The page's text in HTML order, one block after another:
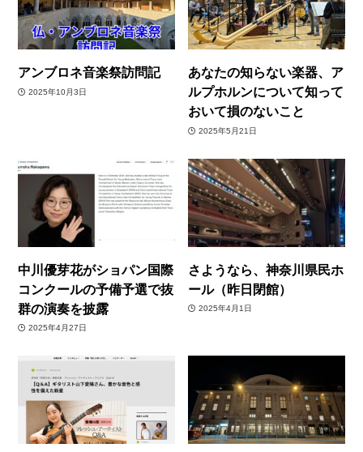
アンブロネ音楽祭訪問記
2025年10月3日
あなたの知らない楽器、ア
ルプホルンについて知って
おいて損のないこと
2025年5月21日
中川優芽花がショパン国際
コンクールの予備予選で抜
群の演奏を披露
2025年4月27日
さようなら、神奈川県民ホ
ール（昨日閉館）
2025年4月1日